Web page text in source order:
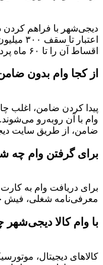
دیجی‌شهر با فراهم کردن
اعتبار
اقساط آن را تا ۶۰ ماه پرداخت کنید.
از کجا وام بدون
پیدا کردن ضامن، اغلب
وام با آن روبه‌رو
ضامن، از طریق سایت
برای گرفتن وام چه
برای دریافت وام به
معرفی‌نامه شغلی، فیش
با وام کالا دیجی‌شهر
کالاهای دیجیتال،